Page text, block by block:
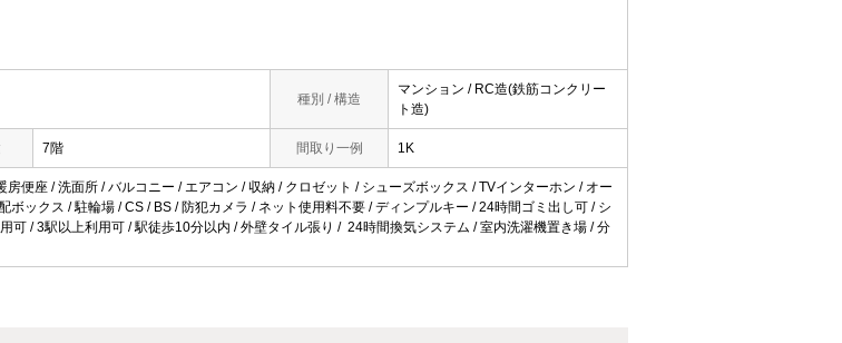
種別 / 構造
マンション / RC造(鉄筋コンクリー
ト造)
7階 間取り一例 1K
便座 / 洗面所 / バルコニー / エアコン / 収納 / クロゼット / シューズボックス / TVインターホン / オー
ボックス / 駐輪場 / CS / BS / 防犯カメラ / ネット使用料不要 / ディンプルキー / 24時間ゴミ出し可 / シ
可 / 3駅以上利用可 / 駅徒歩10分以内 / 外壁タイル張り / 24時間換気システム / 室内洗濯機置き場 / 分